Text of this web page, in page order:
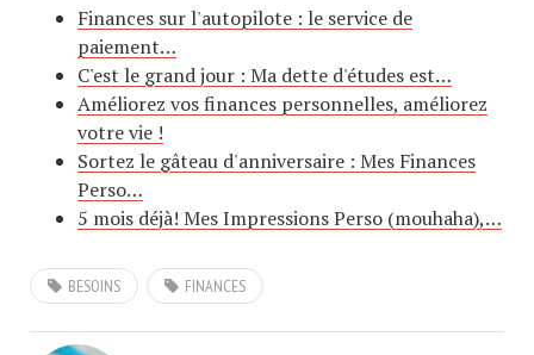
Finances sur l'autopilote : le service de
paiement…
C'est le grand jour : Ma dette d'études est…
Améliorez vos finances personnelles, améliorez
votre vie !
Sortez le gâteau d'anniversaire : Mes Finances
Perso…
5 mois déjà! Mes Impressions Perso (mouhaha),…
BESOINS FINANCES